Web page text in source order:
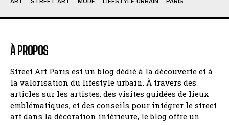
À PROPOS
Street Art Paris est un blog dédié à la découverte et à
la valorisation du lifestyle urbain. À travers des
articles sur les artistes, des visites guidées de lieux
emblématiques, et des conseils pour intégrer le street
art dans la décoration intérieure, le blog offre un